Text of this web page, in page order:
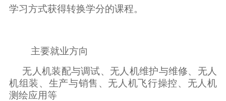
学习方式获得转换学分的课程。
主要就业方向
无人机装配与调试、无人机维护与维修、无人
机组装、生产与销售、无人机飞行操控、无人机
测绘应用等